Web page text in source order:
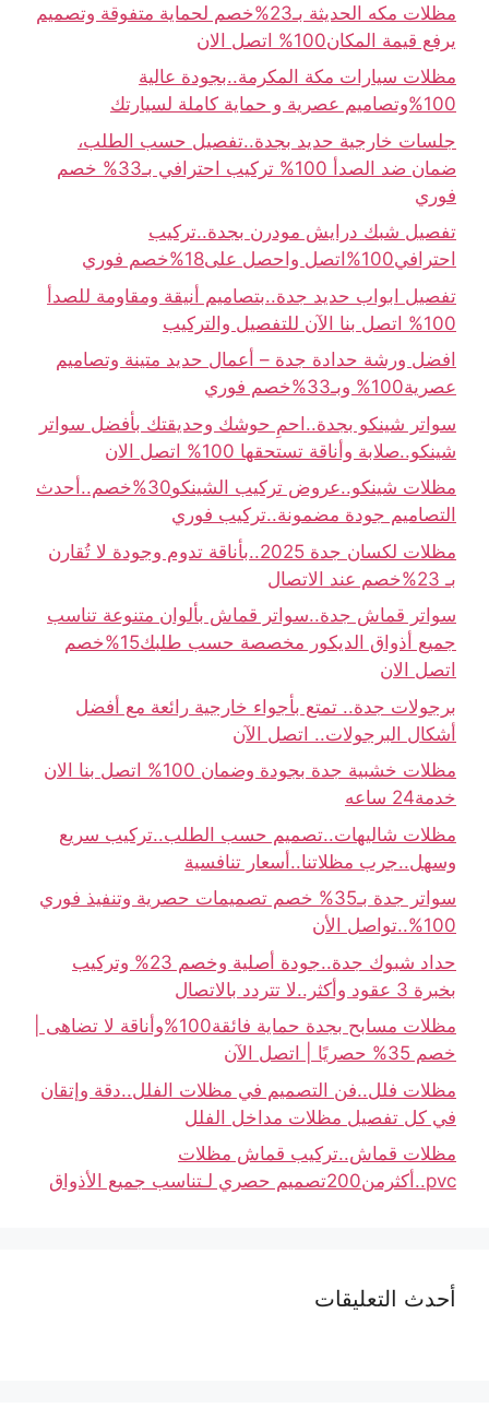
مظلات مكه الحديثة بـ23%خصم لحماية متفوقة وتصميم
يرفع قيمة المكان100% اتصل الان
مظلات سيارات مكة المكرمة..بجودة عالية
100%وتصاميم عصرية و حماية كاملة لسيارتك
جلسات خارجية حديد بجدة..تفصيل حسب الطلب،
ضمان ضد الصدأ 100% تركيب احترافي بـ33% خصم
فوري
تفصيل شبك درايش مودرن بجدة..تركيب
احترافي100%اتصل واحصل على18%خصم فوري
تفصيل ابواب حديد جدة..بتصاميم أنيقة ومقاومة للصدأ
100% اتصل بنا الآن للتفصيل والتركيب
افضل ورشة حدادة جدة – أعمال حديد متينة وتصاميم
عصرية100% وبـ33%خصم فوري
سواتر شينكو بجدة..احمِ حوشك وحديقتك بأفضل سواتر
شينكو..صلابة وأناقة تستحقها 100% اتصل الان
مظلات شينكو..عروض تركيب الشينكو30%خصم..أحدث
التصاميم جودة مضمونة..تركيب فوري
مظلات لكسان جدة 2025..بأناقة تدوم وجودة لا تُقارن
بـ 23%خصم عند الاتصال
سواتر قماش جدة..سواتر قماش بألوان متنوعة تناسب
جميع أذواق الديكور مخصصة حسب طلبك15%خصم
اتصل الان
برجولات جدة.. تمتع بأجواء خارجية رائعة مع أفضل
أشكال البرجولات.. اتصل الآن
مظلات خشبية جدة بجودة وضمان 100% اتصل بنا الان
خدمة24 ساعه
مظلات شاليهات..تصميم حسب الطلب..تركيب سريع
وسهل..جرب مظلاتنا..أسعار تنافسية
سواتر جدة بـ35% خصم تصميمات حصرية وتنفيذ فوري
100%..تواصل الأن
حداد شبوك جدة..جودة أصلية وخصم 23% وتركيب
بخبرة 3 عقود وأكثر..لا تتردد بالاتصال
مظلات مسابح بجدة حماية فائقة100%وأناقة لا تضاهى |
خصم 35% حصريًا | اتصل الآن
مظلات فلل..فن التصميم في مظلات الفلل..دقة وإتقان
في كل تفصيل مظلات مداخل الفلل
مظلات قماش..تركيب قماش مظلات
pvc..أكثرمن200تصميم حصري لـتناسب جميع الأذواق
أحدث التعليقات